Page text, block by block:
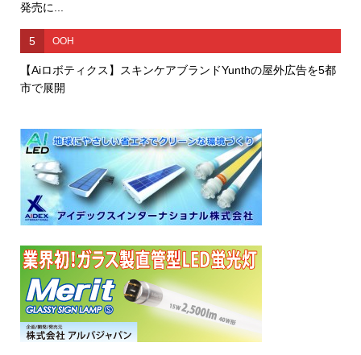
発売に...
5 OOH
【Aiロボティクス】スキンケアブランドYunthの屋外広告を5都
市で展開